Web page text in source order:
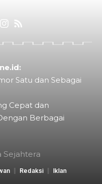
Satu dan Sebagai
Cepat dan
Berbagai
Sejahtera
Redaksi Iklan